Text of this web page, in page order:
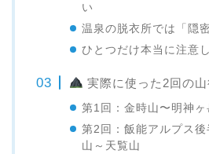
い
温泉の脱衣所では「隠
ひとつだけ本当に注意
実際に使った2回の山
第1回：金時山〜明神ヶ
第2回：飯能アルプス
山～天覧山